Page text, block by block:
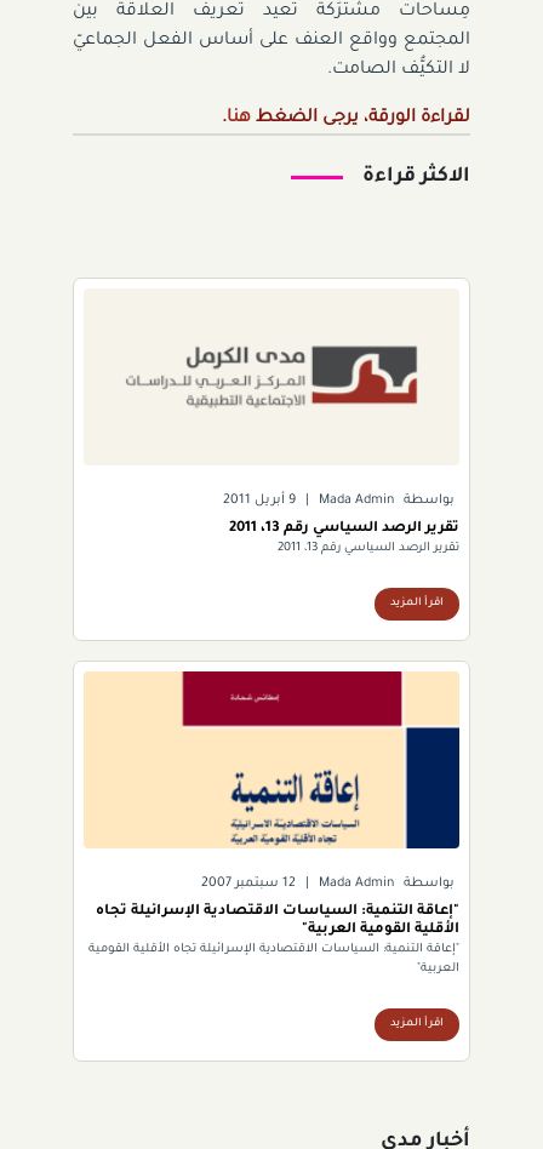
مِساحات مشترَكة تعيد تعريف العلاقة بين
المجتمع وواقع العنف على أساس الفعل الجماعيّ
لا التكيُّف الصامت.
لقراءة الورقة، يرجى الضغط هنا.
الاكثر قراءة
بواسطة Mada Admin 9 أبريل 2011
تقرير الرصد السياسي رقم 13، 2011
تقرير الرصد السياسي رقم 13، 2011
اقرأ المزيد
بواسطة Mada Admin 12 سبتمبر 2007
"إعاقة التنمية: السياسات الاقتصادية الإسرائيلة تجاه
الأقلية القومية العربية"
"إعاقة التنمية: السياسات الاقتصادية الإسرائيلة تجاه الأقلية القومية
العربية"
اقرأ المزيد
أخبار مدى